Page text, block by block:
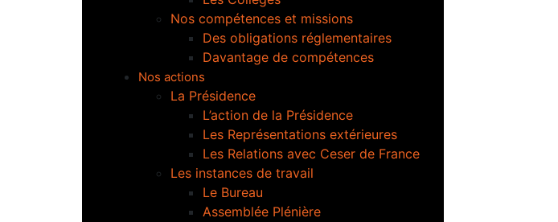
Nos compétences et missions
Des obligations réglementaires
Davantage de compétences
Nos actions
La Présidence
L’action de la Présidence
Les Représentations extérieures
Les Relations avec Ceser de France
Les instances de travail
Le Bureau
Assemblée Plénière